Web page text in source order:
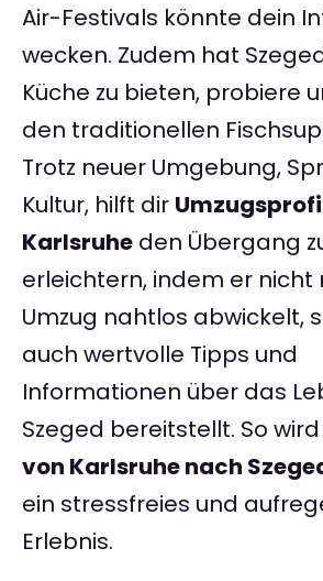
Air-Festivals könnte dein
wecken. Zudem hat
Küche zu bieten, probiere
den traditionellen
Trotz neuer Umgebung,
Kultur, hilft dir
Karlsruhe den Übergang
erleichtern, indem er nicht
Umzug nahtlos abwickelt,
auch wertvolle Tipps und
Informationen über das
Szeged bereitstellt. So
von Karlsruhe nach
ein stressfreies und
Erlebnis.